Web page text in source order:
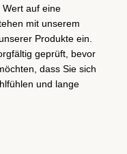
auf eine
mit unserem
Produkte ein.
geprüft, bevor
dass Sie sich
und lange